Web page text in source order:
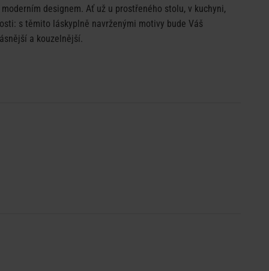
designem. Ať už u prostřeného stolu, v kuchyni,
s těmito láskyplně navrženými motivy bude Váš
a kouzelnější.